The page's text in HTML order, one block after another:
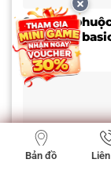
So sánh
và phuộc
loại nào?
So sánh lắp
Bản đồ